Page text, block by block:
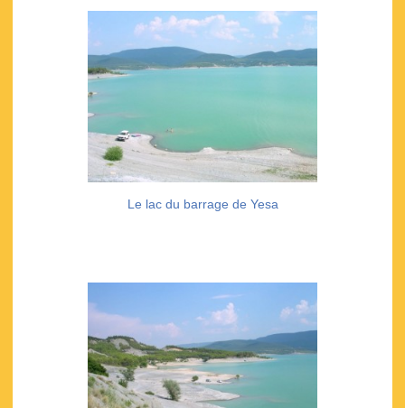
Le lac du barrage de Yesa